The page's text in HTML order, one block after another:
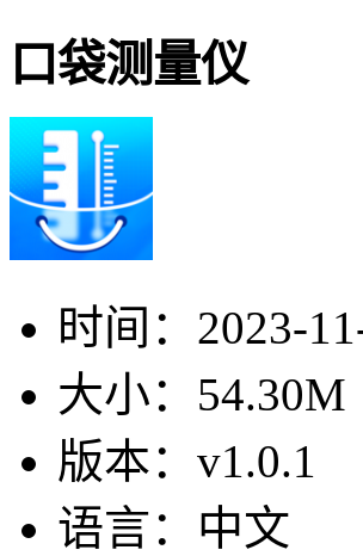
口袋测量仪
时间： 2023-
大小： 54.30M
版本： v1.0.1
语言： 中文